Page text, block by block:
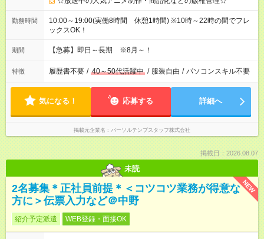
勤務時間
10:00～19:00(実働8時間 休憩1時間) ※10時～22時の間でフレ
ックスOK！
期間 【急募】即日～長期 ※8月～！
特徴 履歴書不要 / 40～50代活躍中 / 服装自由 / パソコンスキル不要
気になる！ 応募する 詳細へ
掲載元企業名 パーソルテンプスタッフ株式会社
掲載日：2026.08.07
未読
NEW
2名募集＊正社員前提＊＜コツコツ業務が得意な
方に＞伝票入力など＠中野
紹介予定派遣 WEB登録・面接OK